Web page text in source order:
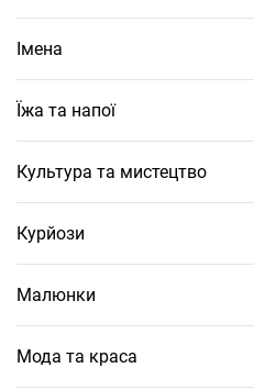
Імена
Їжа та напої
Культура та мистецтво
Курйози
Малюнки
Мода та краса